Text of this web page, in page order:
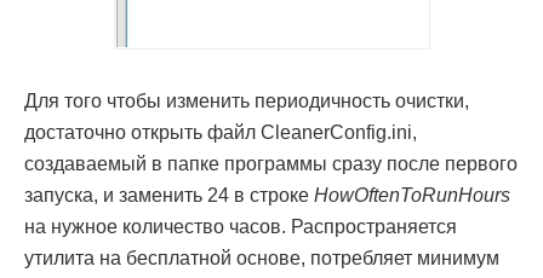
Для того чтобы изменить периодичность очистки,
достаточно открыть файл CleanerConfig.ini,
создаваемый в папке программы сразу после первого
запуска, и заменить 24 в строке HowOftenToRunHours
на нужное количество часов. Распространяется
утилита на бесплатной основе, потребляет минимум